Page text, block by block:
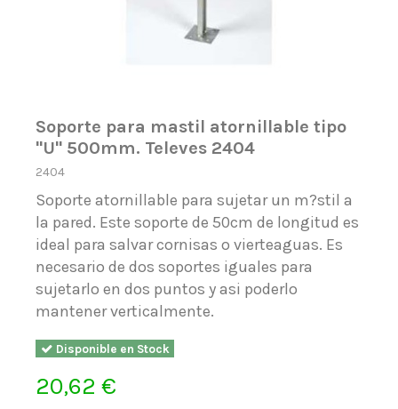
Soporte para mastil atornillable tipo
"U" 500mm. Televes 2404
2404
Soporte atornillable para sujetar un m?stil a
la pared. Este soporte de 50cm de longitud es
ideal para salvar cornisas o vierteaguas. Es
necesario de dos soportes iguales para
sujetarlo en dos puntos y asi poderlo
mantener verticalmente.
Disponible en Stock
20,62 €